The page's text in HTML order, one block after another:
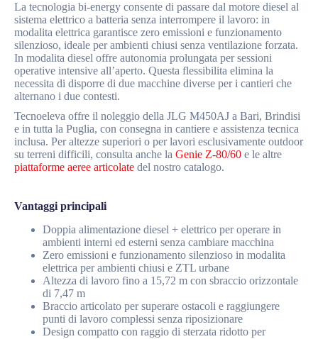
La tecnologia bi-energy consente di passare dal motore diesel al
sistema elettrico a batteria senza interrompere il lavoro: in
modalita elettrica garantisce zero emissioni e funzionamento
silenzioso, ideale per ambienti chiusi senza ventilazione forzata.
In modalita diesel offre autonomia prolungata per sessioni
operative intensive all’aperto. Questa flessibilita elimina la
necessita di disporre di due macchine diverse per i cantieri che
alternano i due contesti.
Tecnoeleva offre il noleggio della JLG M450AJ a Bari, Brindisi
e in tutta la Puglia, con consegna in cantiere e assistenza tecnica
inclusa. Per altezze superiori o per lavori esclusivamente outdoor
su terreni difficili, consulta anche la Genie Z-80/60 e le altre
piattaforme aeree articolate del nostro catalogo.
Vantaggi principali
Doppia alimentazione diesel + elettrico per operare in
ambienti interni ed esterni senza cambiare macchina
Zero emissioni e funzionamento silenzioso in modalita
elettrica per ambienti chiusi e ZTL urbane
Altezza di lavoro fino a 15,72 m con sbraccio orizzontale
di 7,47 m
Braccio articolato per superare ostacoli e raggiungere
punti di lavoro complessi senza riposizionare
Design compatto con raggio di sterzata ridotto per